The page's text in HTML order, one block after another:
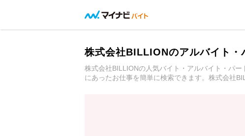
株式会社BILLIONのアルバイト・
株式会社BILLIONの人気バイト・アルバイト・パ
にあったお仕事を簡単に検索できます。株式会社